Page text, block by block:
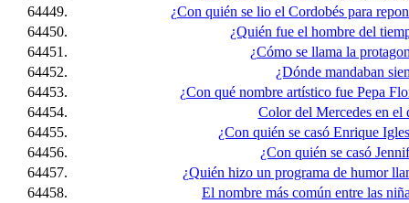
64449.
¿Con quién se lio el Cordobés para
64450.
¿Quién fue el hombre del
64451.
¿Cómo se llama la
64452.
¿Dónde mandaban
64453.
¿Con qué nombre artístico fue Pepa
64454.
Color del Mercedes en
64455.
¿Con quién se casó Enrique
64456.
¿Con quién se casó
64457.
¿Quién hizo un programa de humor
64458.
El nombre más común entre las